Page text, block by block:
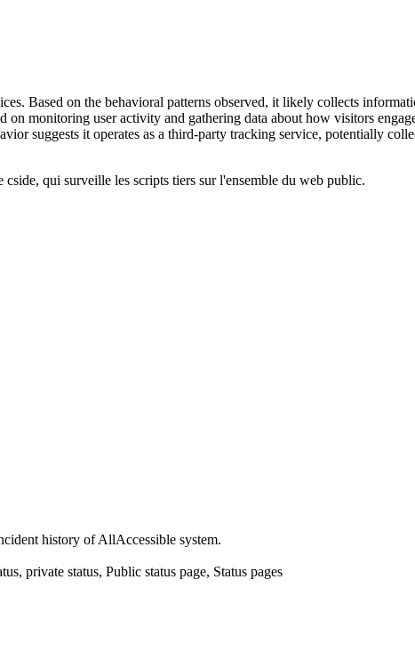
Based on the behavioral patterns observed, it likely collects
on monitoring user activity and gathering data about how visitors
suggests it operates as a third-party tracking service, potentially
qui surveille les scripts tiers sur l'ensemble du web public.
history of AllAccessible system.
private status, Public status page, Status pages